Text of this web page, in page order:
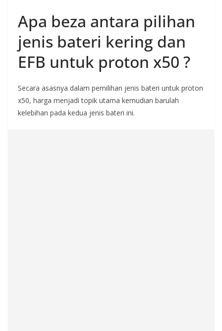
Apa beza antara pilihan
jenis bateri kering dan
EFB untuk proton x50 ?
Secara asasnya dalam pemilihan jenis bateri untuk proton
x50, harga menjadi topik utama kemudian barulah
kelebihan pada kedua jenis bateri ini.